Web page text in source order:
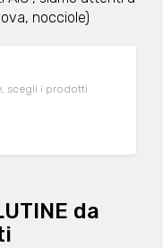
nocciole)
scegli i prodotti
da